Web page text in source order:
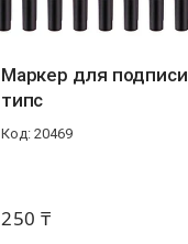
Маркер для подписи
типс
20469
250 ₸